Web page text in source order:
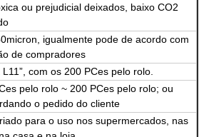
ou prejudicial deixados, baixo CO2
igualmente pode de acordo com
de compradores
L11”, com os 200 PCes pelo rolo.
pelo rolo ~ 200 PCes pelo rolo; ou
o pedido do cliente
para o uso nos supermercados, nas